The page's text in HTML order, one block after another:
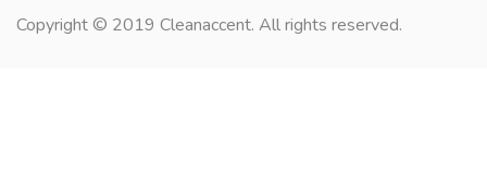
Copyright © 2019 Cleanaccent. All rights reserved.